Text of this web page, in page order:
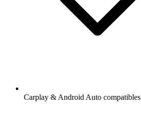
Carplay & Android Auto compatibles